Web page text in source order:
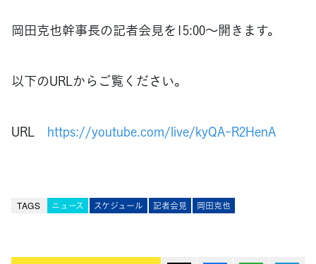
岡田克也幹事長の記者会見を15:00～開きます。
以下のURLからご覧ください。
URL https://youtube.com/live/kyQA-R2HenA
TAGS ニュース スケジュール 記者会見 岡田克也